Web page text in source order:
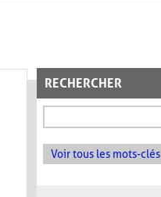
RECHERCHER
Voir tous les mots-clés